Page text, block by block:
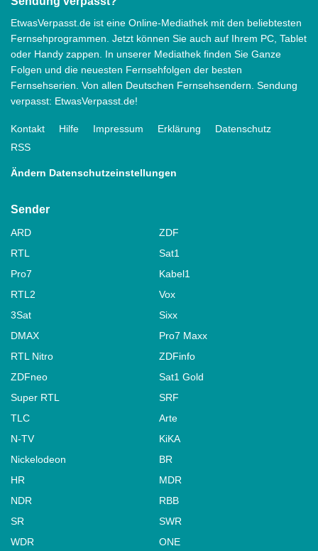
EtwasVerpasst.de ist eine Online-Mediathek mit den beliebtesten
Fernsehprogrammen. Jetzt können Sie auch auf Ihrem PC, Tablet
oder Handy zappen. In unserer Mediathek finden Sie Ganze
Folgen und die neuesten Fernsehfolgen der besten
Fernsehserien. Von allen Deutschen Fernsehsendern. Sendung
verpasst: EtwasVerpasst.de!
Kontakt Hilfe Impressum Erklärung
Datenschutz
RSS
Ändern Datenschutzeinstellungen
Sender
ARD
ZDF
RTL
Sat1
Pro7
Kabel1
RTL2
Vox
3Sat
Sixx
DMAX
Pro7 Maxx
RTL Nitro
ZDFinfo
ZDFneo
Sat1 Gold
Super RTL
SRF
TLC
Arte
N-TV
KiKA
Nickelodeon
BR
HR
MDR
NDR
RBB
SR
SWR
WDR
ONE